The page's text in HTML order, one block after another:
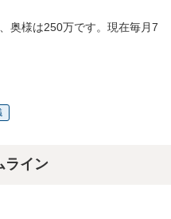
奥様は250万です。現在毎月7
ライン